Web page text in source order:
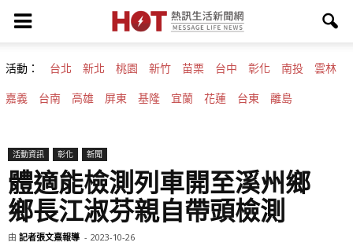
活動： 台北 新北 桃園 新竹 苗栗 台中 彰化 南投 雲林
嘉義 台南 高雄 屏東 基隆 宜蘭 花蓮 台東 離島
活動資訊 彰化 新聞
體適能檢測列車開至溪州鄉
鄉長江淑芬親自帶頭檢測
由 記者張文熹報導 - 2023-10-26